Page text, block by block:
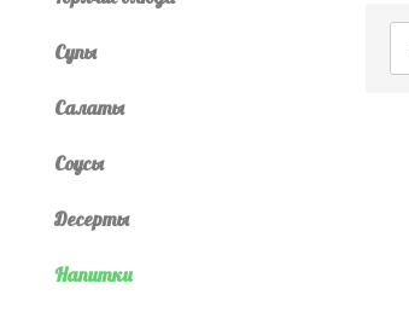
Супы
Салаты
Соусы
Десерты
Напитки